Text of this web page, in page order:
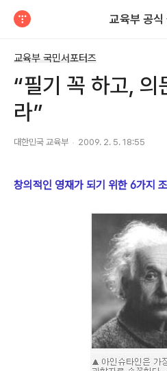
교육부 공식
교육부 국민서포터즈
“필기 꼭 하고, 의
라”
대한민국 교육부 2009. 2. 5. 18:55
창의적인 영재가 되기 위한 6가지